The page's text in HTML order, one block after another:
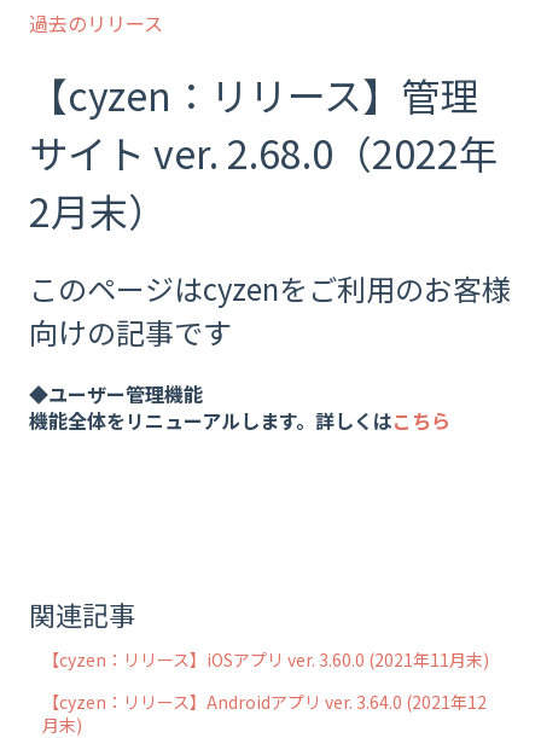
過去のリリース
【cyzen：リリース】管理
サイト ver. 2.68.0（2022年
2月末）
このページはcyzenをご利用のお客様
向けの記事です
◆ユーザー管理機能
機能全体をリニューアルします。詳しくはこちら
関連記事
【cyzen：リリース】iOSアプリ ver. 3.60.0 (2021年11月末)
【cyzen：リリース】Androidアプリ ver. 3.64.0 (2021年12
月末)